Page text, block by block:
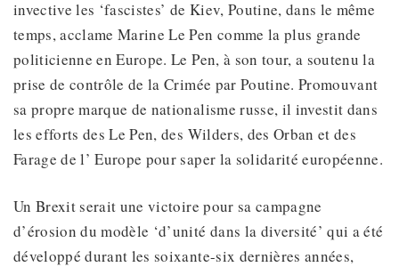
invective les ‘fascistes’ de Kiev, Poutine, dans le même
temps, acclame Marine Le Pen comme la plus grande
politicienne en Europe. Le Pen, à son tour, a soutenu la
prise de contrôle de la Crimée par Poutine. Promouvant
sa propre marque de nationalisme russe, il investit dans
les efforts des Le Pen, des Wilders, des Orban et des
Farage de l’ Europe pour saper la solidarité européenne.
Un Brexit serait une victoire pour sa campagne
d’érosion du modèle ‘d’unité dans la diversité’ qui a été
développé durant les soixante-six dernières années,